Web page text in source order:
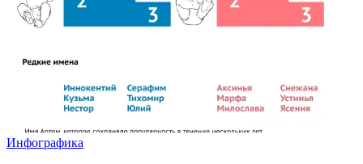
Инфографика